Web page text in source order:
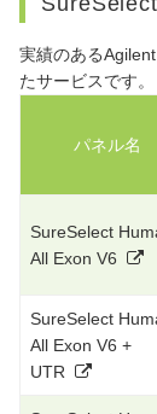
実績のある
たサービスです。
パネル名
SureSelect
All Exon V6
SureSelect
All Exon V6 +
UTR